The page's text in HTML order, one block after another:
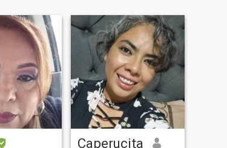
Caperucita